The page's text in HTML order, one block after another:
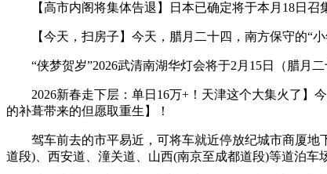
【高市内阁将集体告退】日本已确定将于本月18日召
【今天，扫房子】今天，腊月二十四，南方保守的“小
“侠梦贺岁”2026武清南湖华灯会将于2月15日（腊月二
2026新春走下层：单日16万+！天津这个大集火了】今
的补葺带来的但愿取重生】！
驾车前去的市平易近，可将车就近停放纪城市商厦地
道段)、西安道、潼关道、山西(南京至成都道段)等道泊车